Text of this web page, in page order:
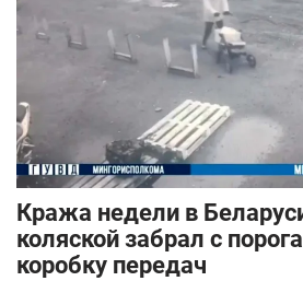
Кража недели в
коляской забрал с
коробку передач